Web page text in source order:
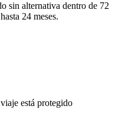
sin alternativa dentro de 72
24 meses.
está protegido